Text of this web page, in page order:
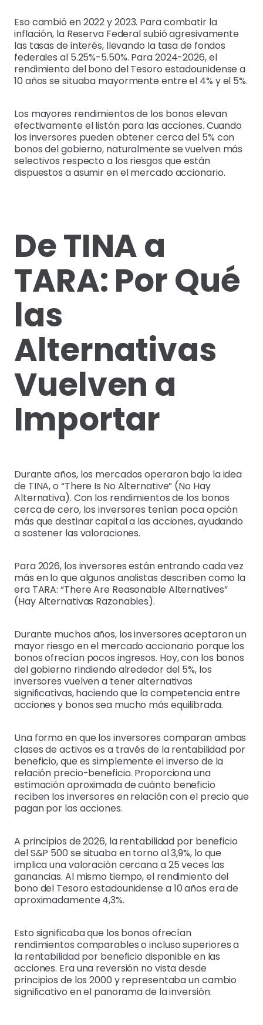
Eso cambió en 2022 y 2023. Para combatir la
inflación, la Reserva Federal subió agresivamente
las tasas de interés, llevando la tasa de fondos
federales al 5.25%-5.50%. Para 2024-2026, el
rendimiento del bono del Tesoro estadounidense a
10 años se situaba mayormente entre el 4% y el 5%.
Los mayores rendimientos de los bonos elevan
efectivamente el listón para las acciones. Cuando
los inversores pueden obtener cerca del 5% con
bonos del gobierno, naturalmente se vuelven más
selectivos respecto a los riesgos que están
dispuestos a asumir en el mercado accionario.
De TINA a
TARA: Por Qué
las
Alternativas
Vuelven a
Importar
Durante años, los mercados operaron bajo la idea
de TINA, o “There Is No Alternative” (No Hay
Alternativa). Con los rendimientos de los bonos
cerca de cero, los inversores tenían poca opción
más que destinar capital a las acciones, ayudando
a sostener las valoraciones.
Para 2026, los inversores están entrando cada vez
más en lo que algunos analistas describen como la
era TARA: “There Are Reasonable Alternatives”
(Hay Alternativas Razonables).
Durante muchos años, los inversores aceptaron un
mayor riesgo en el mercado accionario porque los
bonos ofrecían pocos ingresos. Hoy, con los bonos
del gobierno rindiendo alrededor del 5%, los
inversores vuelven a tener alternativas
significativas, haciendo que la competencia entre
acciones y bonos sea mucho más equilibrada.
Una forma en que los inversores comparan ambas
clases de activos es a través de la rentabilidad por
beneficio, que es simplemente el inverso de la
relación precio-beneficio. Proporciona una
estimación aproximada de cuánto beneficio
reciben los inversores en relación con el precio que
pagan por las acciones.
A principios de 2026, la rentabilidad por beneficio
del S&P 500 se situaba en torno al 3,9%, lo que
implica una valoración cercana a 25 veces las
ganancias. Al mismo tiempo, el rendimiento del
bono del Tesoro estadounidense a 10 años era de
aproximadamente 4,3%.
Esto significaba que los bonos ofrecían
rendimientos comparables o incluso superiores a
la rentabilidad por beneficio disponible en las
acciones. Era una reversión no vista desde
principios de los 2000 y representaba un cambio
significativo en el panorama de la inversión.